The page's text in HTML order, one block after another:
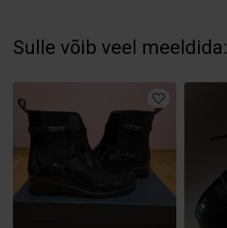
Sulle võib veel meeldida: